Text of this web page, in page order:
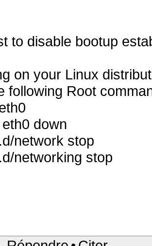
to disable bootup
on your Linux
following Root
down
network stop
networking stop